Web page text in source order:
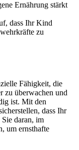
Ernährung stärkt
dass Ihr Kind
zu
Fähigkeit, die
zu überwachen und
ist. Mit den
dass Ihr
daran, im
um ernsthafte